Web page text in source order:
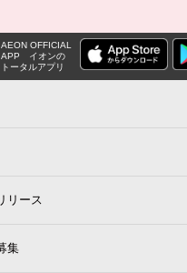
AEON OFFICIAL
APP
イオンの
トータルアプリ
リース
集